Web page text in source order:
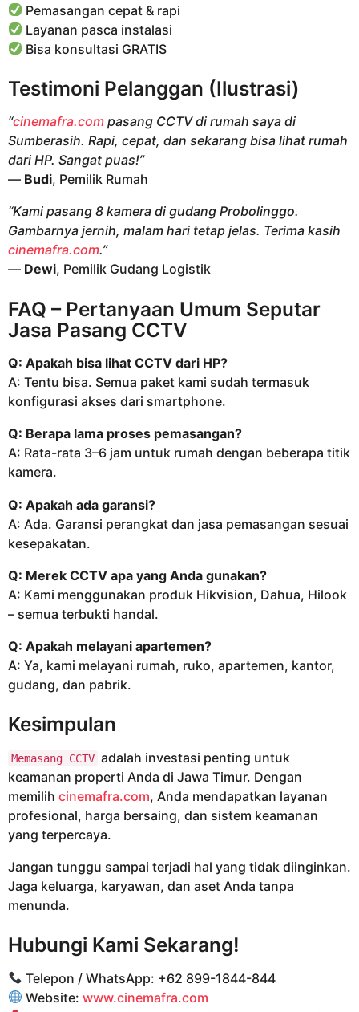
Pemasangan cepat & rapi
Layanan pasca instalasi
Bisa konsultasi GRATIS
Testimoni Pelanggan (Ilustrasi)
“cinemafra.com pasang CCTV di rumah saya di
Sumberasih. Rapi, cepat, dan sekarang bisa lihat rumah
dari HP. Sangat puas!”
— Budi, Pemilik Rumah
“Kami pasang 8 kamera di gudang Probolinggo.
Gambarnya jernih, malam hari tetap jelas. Terima kasih
cinemafra.com.”
— Dewi, Pemilik Gudang Logistik
FAQ – Pertanyaan Umum Seputar
Jasa Pasang CCTV
Q: Apakah bisa lihat CCTV dari HP?
A: Tentu bisa. Semua paket kami sudah termasuk
konfigurasi akses dari smartphone.
Q: Berapa lama proses pemasangan?
A: Rata-rata 3–6 jam untuk rumah dengan beberapa titik
kamera.
Q: Apakah ada garansi?
A: Ada. Garansi perangkat dan jasa pemasangan sesuai
kesepakatan.
Q: Merek CCTV apa yang Anda gunakan?
A: Kami menggunakan produk Hikvision, Dahua, Hilook
– semua terbukti handal.
Q: Apakah melayani apartemen?
A: Ya, kami melayani rumah, ruko, apartemen, kantor,
gudang, dan pabrik.
Kesimpulan
Memasang CCTV adalah investasi penting untuk
keamanan properti Anda di Jawa Timur. Dengan
memilih cinemafra.com, Anda mendapatkan layanan
profesional, harga bersaing, dan sistem keamanan
yang terpercaya.
Jangan tunggu sampai terjadi hal yang tidak diinginkan.
Jaga keluarga, karyawan, dan aset Anda tanpa
menunda.
Hubungi Kami Sekarang!
Telepon / WhatsApp: +62 899-1844-844
Website:www.cinemafra.com